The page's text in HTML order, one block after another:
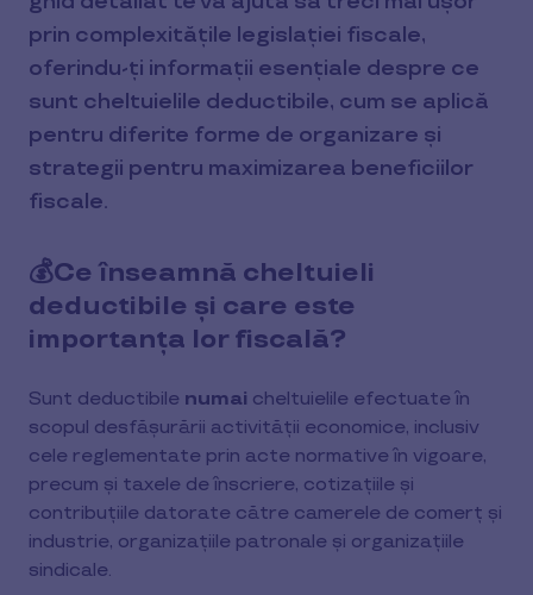
prin complexitățile legislației fiscale,
oferindu-ți informații esențiale despre ce
sunt cheltuielile deductibile, cum se aplică
pentru diferite forme de organizare și
strategii pentru maximizarea beneficiilor
fiscale.
💰Ce înseamnă cheltuieli
deductibile și care este
importanța lor fiscală?
Sunt deductibile numai cheltuielile efectuate în
scopul desfășurării activității economice, inclusiv
cele reglementate prin acte normative în vigoare,
precum și taxele de înscriere, cotizațiile și
contribuțiile datorate către camerele de comerț și
industrie, organizațiile patronale și organizațiile
sindicale.